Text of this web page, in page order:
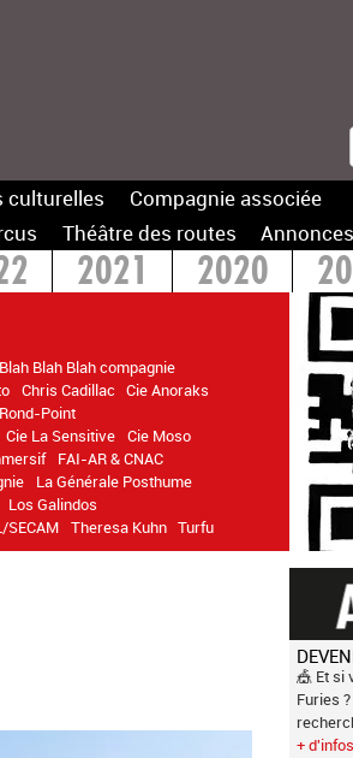
culturelles
Compagnie associée
Théâtre des routes Annonces
Blah Blah Blah compagnie
Chris Cadillac Cie Anoraks
Point
Cie La Sensitive Cie Moso
FAI-AR & CNAC
La Générale Posthume
Los Galindos
SECAM Theresa Kuhn Turfu
2021 2020
🎪 Et si
Furies
+